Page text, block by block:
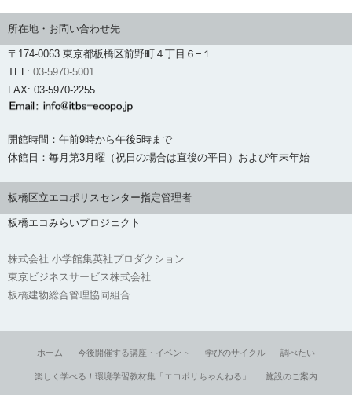
所在地・お問い合わせ先
〒174-0063 東京都板橋区前野町４丁目６−１
TEL: 03-5970-5001
FAX: 03-5970-2255
開館時間：午前9時から午後5時まで
休館日：毎月第3月曜（祝日の場合は直後の平日）および年末年始
板橋区立エコポリスセンター指定管理者
板橋エコみらいプロジェクト
株式会社 小学館集英社プロダクション
東京ビジネスサービス株式会社
板橋建物総合管理協同組合
ホーム 今後開催する講座・イベント 学びのサイクル 調べたい
楽しく学べる！環境学習教材集「エコポリちゃんねる」 施設のご案内